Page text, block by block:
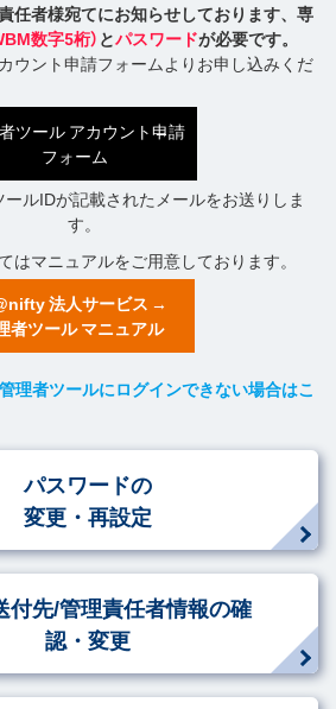
任者様宛てにお知らせしております、専
数字5桁） とパスワードが必要です。
ウント申請フォームよりお申し込みくだ
ツール アカウント申請
フォーム
ルIDが記載されたメールをお送りしま
す。
はマニュアルをご用意しております。
法人サービス
者ツール マニュアル
理者ツールにログインできない場合はこ
パスワードの
変更・再設定
付先/管理責任者情報の確
認・変更